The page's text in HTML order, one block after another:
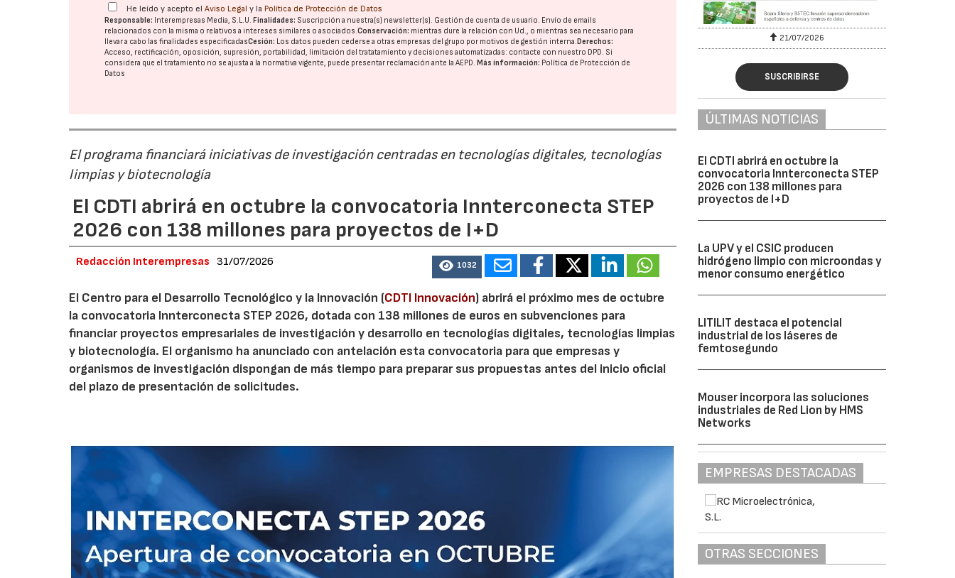
He leído y acepto elAviso Legal y la Política de Protección de Datos
Responsable: Interempresas Media, S.L.U. Finalidades: Suscripción a nuestra(s) newsletter(s). Gestión de cuenta de usuario. Envío de emails
relacionados con la misma o relativos a intereses similares o asociados.Conservación: mientras dure la relación con Ud., o mientras sea necesario para
llevar a cabo las finalidades especificadasCesión: Los datos pueden cederse a otras empresas del grupo por motivos de gestión interna. Derechos:
Acceso, rectificación, oposición, supresión, portabilidad, limitación del tratatamiento y decisiones automatizadas: contacte con nuestro DPD. Si
considera que el tratamiento no se ajusta a la normativa vigente, puede presentar reclamación ante laAEPD. Más información: Política de Protección de
Datos
El programa financiará iniciativas de investigación centradas en tecnologías digitales, tecnologías
limpias y biotecnología
El CDTI abrirá en octubre la convocatoria Innterconecta STEP
2026 con 138 millones para proyectos de I+D
Redacción Interempresas 31/07/2026 1032
El Centro para el Desarrollo Tecnológico y la Innovación (CDTI Innovación) abrirá el próximo mes de octubre
la convocatoria Innterconecta STEP 2026, dotada con 138 millones de euros en subvenciones para
financiar proyectos empresariales de investigación y desarrollo en tecnologías digitales, tecnologías limpias
y biotecnología. El organismo ha anunciado con antelación esta convocatoria para que empresas y
organismos de investigación dispongan de más tiempo para preparar sus propuestas antes del inicio oficial
del plazo de presentación de solicitudes.
21/07/2026 28/07/2026 21/07/2026
SUSCRIBIRSE
ÚLTIMAS NOTICIAS
El CDTI abrirá en octubre la
convocatoria Innterconecta STEP
2026 con 138 millones para
proyectos de I+D
La UPV y el CSIC producen
hidrógeno limpio con microondas y
menor consumo energético
LITILIT destaca el potencial
industrial de los láseres de
femtosegundo
Mouser incorpora las soluciones
industriales de Red Lion by HMS
Networks
EMPRESAS DESTACADAS
OTRAS SECCIONES